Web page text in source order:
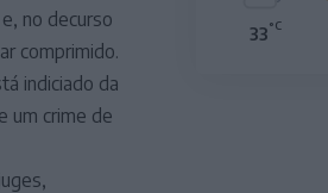
no decurso
comprimido.
indiciado da
um crime de
33°C